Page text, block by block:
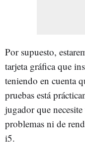
Por supuesto,
tarjeta gráfica que
teniendo en cuenta
pruebas está
jugador que
problemas ni de
i5.